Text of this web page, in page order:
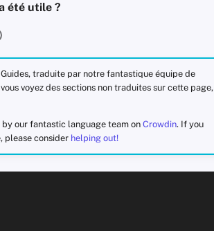
été utile ?
traduite par notre fantastique équipe de
voyez des sections non traduites sur cette page,
our fantastic language team on Crowdin. If you
please consider helping out!